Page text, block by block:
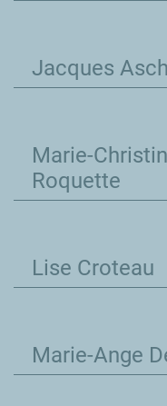
Jacques
Marie-
Roquette
Lise Croteau
Marie-Ange